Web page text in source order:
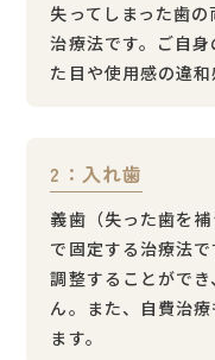
失ってしまった歯
治療法です。ご自
た目や使用感の違和
2：入れ歯
義歯（失った歯を
で固定する治療法
調整することがで
ん。また、自費治
ます。